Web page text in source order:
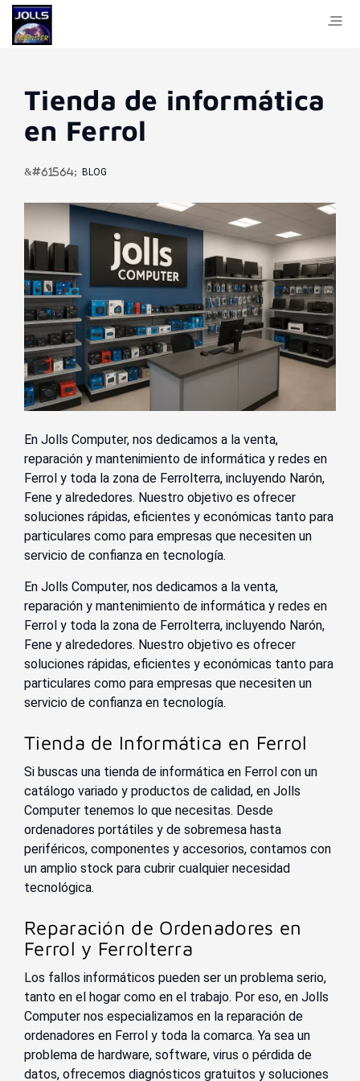
Tienda de informática
en Ferrol
BLOG
En Jolls Computer, nos dedicamos a la venta,
reparación y mantenimiento de informática y redes en
Ferrol y toda la zona de Ferrolterra, incluyendo Narón,
Fene y alrededores. Nuestro objetivo es ofrecer
soluciones rápidas, eficientes y económicas tanto para
particulares como para empresas que necesiten un
servicio de confianza en tecnología.
En Jolls Computer, nos dedicamos a la venta,
reparación y mantenimiento de informática y redes en
Ferrol y toda la zona de Ferrolterra, incluyendo Narón,
Fene y alrededores. Nuestro objetivo es ofrecer
soluciones rápidas, eficientes y económicas tanto para
particulares como para empresas que necesiten un
servicio de confianza en tecnología.
Tienda de Informática en Ferrol
Si buscas una tienda de informática en Ferrol con un
catálogo variado y productos de calidad, en Jolls
Computer tenemos lo que necesitas. Desde
ordenadores portátiles y de sobremesa hasta
periféricos, componentes y accesorios, contamos con
un amplio stock para cubrir cualquier necesidad
tecnológica.
Reparación de Ordenadores en
Ferrol y Ferrolterra
Los fallos informáticos pueden ser un problema serio,
tanto en el hogar como en el trabajo. Por eso, en Jolls
Computer nos especializamos en la reparación de
ordenadores en Ferrol y toda la comarca. Ya sea un
problema de hardware, software, virus o pérdida de
datos, ofrecemos diagnósticos gratuitos y soluciones